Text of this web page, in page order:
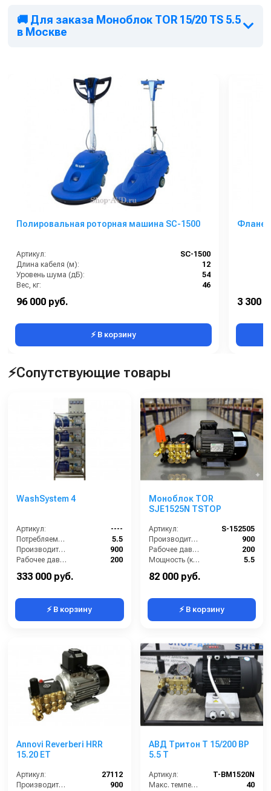
🚚 Для заказа Моноблок TOR 15/20 TS 5.5
в Москве
Полировальная роторная машина SC-1500
Артикул:
SC-1500
Длина кабеля (м):
12
Уровень шума (дБ):
54
Вес, кг:
46
Мощность (Вт):
Напряжение (В):
96 000 руб.
⚡ В корзину
3 300
⚡Сопутствующие товары
WashSystem 4
Артикул:
----
Потребляемая мощность (кВт):
5.5
Производительность (л/ч):
900
Рабочее давление (бар):
200
333 000 руб.
⚡ В корзину
Моноблок TOR
SJE1525N TSTOP
Артикул:
S-152505
Производительность (л/ч):
900
Рабочее давление (бар):
200
Мощность (кВт):
5.5
Электропитание (В):
82 000 руб.
⚡ В корзину
Annovi Reverberi HRR
15.20 ET
Артикул:
27112
Производительность (л/ч):
900
АВД Тритон T 15/200 BP
5.5 T
Артикул:
T-BM1520N
Макс. температура воды (°C):
40